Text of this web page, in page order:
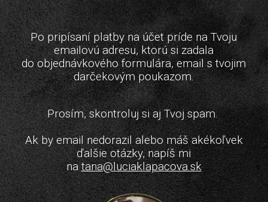
Po pripísaní platby na účet príde na Tvoju
emailovú adresu, ktorú si zadala
do objednávkového formulára, email s tvojim
darčekovým poukazom.
Prosím, skontroluj si aj Tvoj spam.
Ak by email nedorazil alebo máš akékoľvek
ďalšie otázky, napíš mi
natana@luciaklapacova.sk